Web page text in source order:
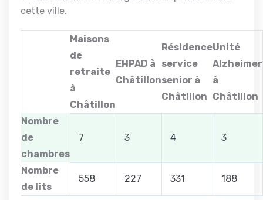
cette ville.
Maisons
de
retraite
à
Châtillon
EHPAD à
Châtillon
Résidence
service
senior à
Châtillon
Unité
Alzheimer
à
Châtillon
Nombre
de
chambres
7 3 4 3
Nombre
de lits
558 227 331 188